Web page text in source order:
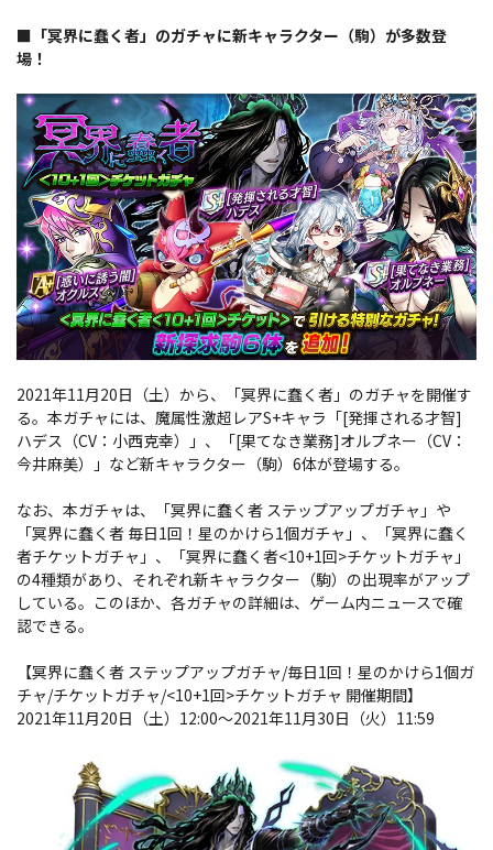
■「冥界に蠢く者」のガチャに新キャラクター（駒）が多数登
場！
2021年11月20日（土）から、「冥界に蠢く者」のガチャを開催す
る。本ガチャには、魔属性激超レアS+キャラ「[発揮される才智]
ハデス（CV：小西克幸）」、「[果てなき業務]オルプネー（CV：
今井麻美）」など新キャラクター（駒）6体が登場する。
なお、本ガチャは、「冥界に蠢く者 ステップアップガチャ」や
「冥界に蠢く者 毎日1回！星のかけら1個ガチャ」、「冥界に蠢く
者チケットガチャ」、「冥界に蠢く者<10+1回>チケットガチャ」
の4種類があり、それぞれ新キャラクター（駒）の出現率がアップ
している。このほか、各ガチャの詳細は、ゲーム内ニュースで確
認できる。
【冥界に蠢く者 ステップアップガチャ/毎日1回！星のかけら1個ガ
チャ/チケットガチャ/<10+1回>チケットガチャ 開催期間】
2021年11月20日（土）12:00〜2021年11月30日（火）11:59